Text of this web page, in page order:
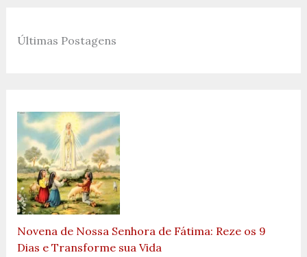
Últimas Postagens
Novena de Nossa Senhora de Fátima: Reze os 9
Dias e Transforme sua Vida